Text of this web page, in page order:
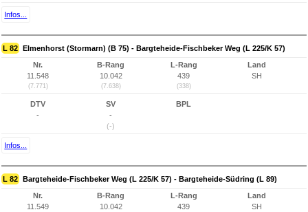
Infos...
L 82 Elmenhorst (Stormarn) (B 75) - Bargteheide-Fischbeker Weg (L 225/K 57)
Nr.
11.548
(7.771)
B-Rang
10.042
(7.638)
L-Rang
439
(338)
Land
SH
DTV
-
SV
-
(-)
BPL
Infos...
L 82 Bargteheide-Fischbeker Weg (L 225/K 57) - Bargteheide-Südring (L 89)
Nr.
11.549
B-Rang
10.042
L-Rang
439
Land
SH